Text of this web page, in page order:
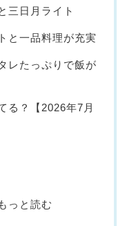
三日月ライト
と一品料理が充実
レたっぷりで飯が
る？【2026年7月
っと読む